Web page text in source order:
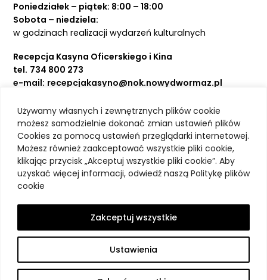
Używamy własnych i zewnętrznych plików cookie
możesz samodzielnie dokonać zmian ustawień plików
Cookies za pomocą ustawień przeglądarki internetowej.
Możesz również zaakceptować wszystkie pliki cookie,
klikając przycisk „Akceptuj wszystkie pliki cookie”. Aby
uzyskać więcej informacji, odwiedź naszą Politykę plików
cookie
Ustawienia
Zakceptuj wszystkie
Poniedziałek – piątek: 8:00 – 18:00
Sobota – niedziela:
w godzinach realizacji wydarzeń kulturalnych
Recepcja Kasyna Oficerskiego i Kina
tel. 734 800 273
e-mail: recepcjakasyno@nok.nowydwormaz.pl
Aktualności
Kasyno Oficerskie
Kino
Bilety
Zajęcia stałe
Polityka prywatności